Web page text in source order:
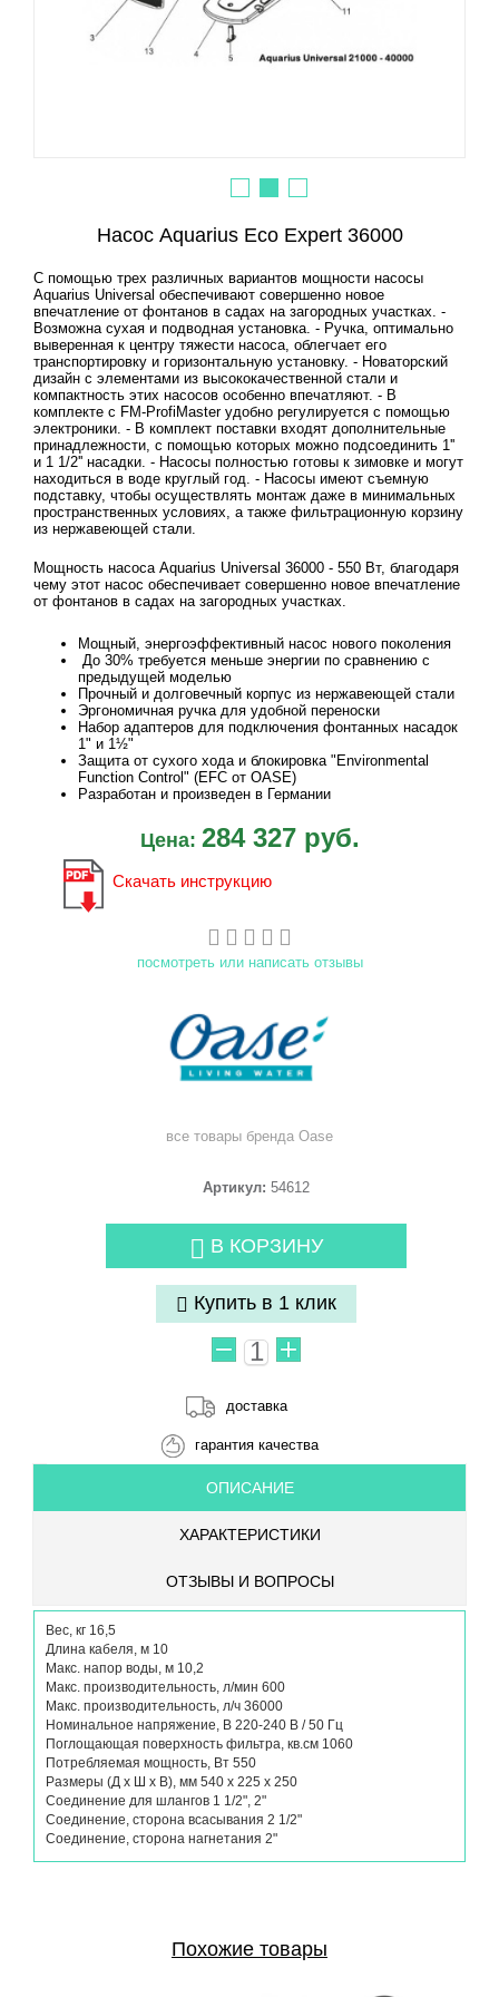
Насос Aquarius Eco Expert 36000
С помощью трех различных вариантов мощности насосы
Aquarius Universal обеспечивают совершенно новое
впечатление от фонтанов в садах на загородных участках. -
Возможна сухая и подводная установка. - Ручка, оптимально
выверенная к центру тяжести насоса, облегчает его
транспортировку и горизонтальную установку. - Новаторский
дизайн с элементами из высококачественной стали и
компактность этих насосов особенно впечатляют. - В
комплекте с FM-ProfiMaster удобно регулируется с помощью
электроники. - В комплект поставки входят дополнительные
принадлежности, с помощью которых можно подсоединить 1''
и 1 1/2'' насадки. - Насосы полностью готовы к зимовке и могут
находиться в воде круглый год. - Насосы имеют съемную
подставку, чтобы осуществлять монтаж даже в минимальных
пространственных условиях, а также фильтрационную корзину
из нержавеющей стали.
Мощность насоса Aquarius Universal 36000 - 550 Вт, благодаря
чему этот насос обеспечивает совершенно новое впечатление
от фонтанов в садах на загородных участках.
Мощный, энергоэффективный насос нового поколения
До 30% требуется меньше энергии по сравнению с
предыдущей моделью
Прочный и долговечный корпус из нержавеющей стали
Эргономичная ручка для удобной переноски
Набор адаптеров для подключения фонтанных насадок
1" и 1½"
Защита от сухого хода и блокировка "Environmental
Function Control" (EFC от OASE)
Разработан и произведен в Германии
Цена: 284 327 руб.
Скачать инструкцию
посмотреть или написать отзывы
все товары бренда Oase
Артикул: 54612
В КОРЗИНУ
Купить в 1 клик
доставка
гарантия качества
ОПИСАНИЕ
ХАРАКТЕРИСТИКИ
ОТЗЫВЫ И ВОПРОСЫ
Вес, кг 16,5
Длина кабеля, м 10
Макс. напор воды, м 10,2
Макс. производительность, л/мин 600
Макс. производительность, л/ч 36000
Номинальное напряжение, В 220-240 В / 50 Гц
Поглощающая поверхность фильтра, кв.см 1060
Потребляемая мощность, Вт 550
Размеры (Д х Ш х В), мм 540 х 225 х 250
Соединение для шлангов 1 1/2", 2"
Соединение, сторона всасывания 2 1/2"
Соединение, сторона нагнетания 2"
Похожие товары